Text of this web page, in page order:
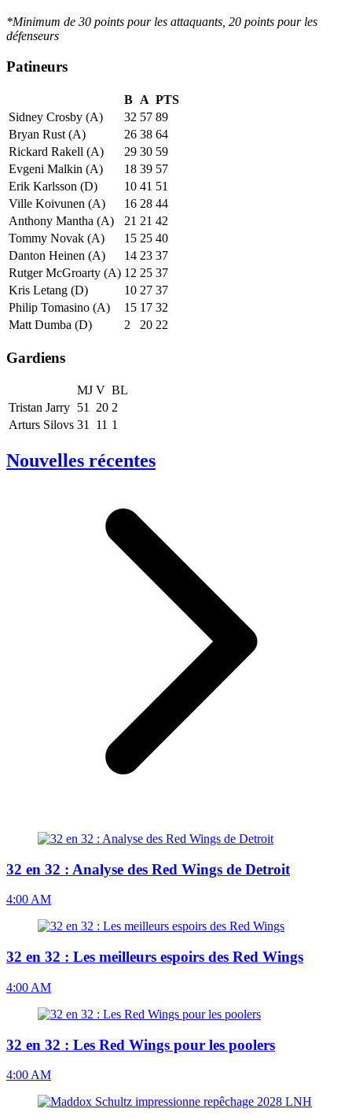
*Minimum de 30 points pour les attaquants, 20 points pour les
défenseurs
Patineurs
B A PTS
Sidney Crosby (A)
32 57 89
Bryan Rust (A)
26 38 64
Rickard Rakell (A)
29 30 59
Evgeni Malkin (A)
18 39 57
Erik Karlsson (D)
10 41 51
Ville Koivunen (A)
16 28 44
Anthony Mantha (A)
21 21 42
Tommy Novak (A)
15 25 40
Danton Heinen (A)
14 23 37
Rutger McGroarty (A) 12 25 37
Kris Letang (D)
10 27 37
Philip Tomasino (A)
15 17 32
Matt Dumba (D)
2 20 22
Gardiens
MJ V BL
Tristan Jarry 51 20 2
Arturs Silovs 31 11 1
Nouvelles récentes
32 en 32 : Analyse des Red Wings de Detroit
4:00 AM
32 en 32 : Les meilleurs espoirs des Red Wings
4:00 AM
32 en 32 : Les Red Wings pour les poolers
4:00 AM